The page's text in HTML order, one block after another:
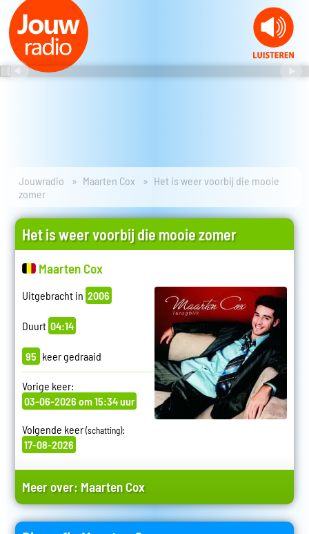
Jouwradio Maarten Cox
Het is weer voorbij die mooie
zomer
Het is weer voorbij die mooie zomer
Maarten Cox
Uitgebracht in 2006
Duurt 04:14
95 keer gedraaid
Vorige keer:
03-06-2026 om 15:34 uur
Volgende keer(schatting):
17-08-2026
Meer over: Maarten Cox